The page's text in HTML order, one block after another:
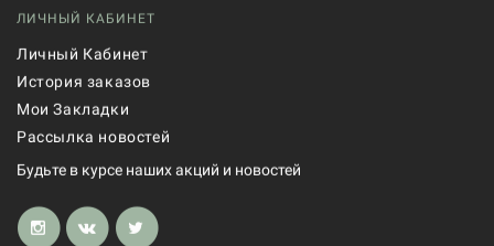
ЛИЧНЫЙ КАБИНЕТ
Личный Кабинет
История заказов
Мои Закладки
Рассылка новостей
Будьте в курсе наших акций и новостей